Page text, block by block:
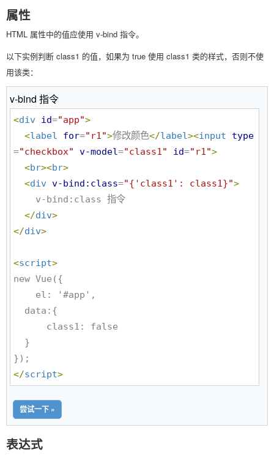
属性
HTML 属性中的值应使用 v-bind 指令。
以下实例判断 class1 的值，如果为 true 使用 class1 类的样式，否则不使
用该类：
v-bind 指令
<div id="app">
<label for=" r1">修改颜色</label><input
type
="checkbox" v-model="class1" id=" r1">
<br><br>
<div v-bind:class="{'class1': class1}">
</div>
</div>
<script>
new Vue({
</script>
尝试一下 »
表达式